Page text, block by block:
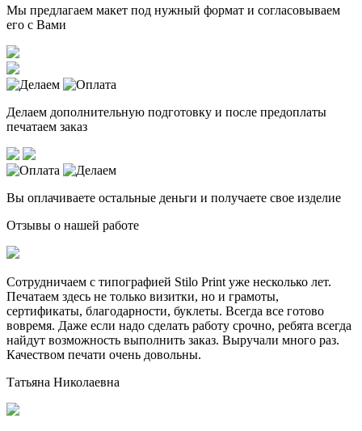
Мы предлагаем макет под нужный формат и согласовываем
его с Вами
Делаем дополнительную подготовку и после предоплаты
печатаем заказ
Вы оплачиваете остальные деньги и получаете свое изделие
Отзывы о нашей работе
Сотрудничаем с типографией Stilo Print уже несколько лет.
Печатаем здесь не только визитки, но и грамоты,
сертификаты, благодарности, буклеты. Всегда все готово
вовремя. Даже если надо сделать работу срочно, ребята всегда
найдут возможность выполнить заказ. Выручали много раз.
Качеством печати очень довольны.
Татьяна Николаевна